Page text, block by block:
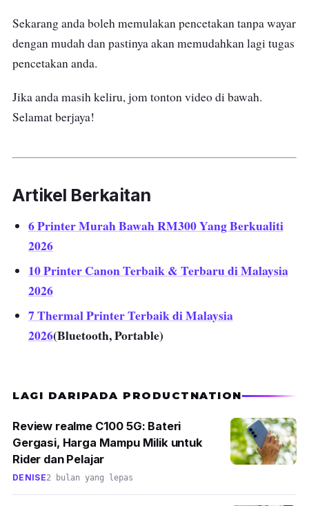
Sekarang anda boleh memulakan pencetakan tanpa wayar
dengan mudah dan pastinya akan memudahkan lagi tugas
pencetakan anda.
Jika anda masih keliru, jom tonton video di bawah.
Selamat berjaya!
Artikel Berkaitan
6 Printer Murah Bawah RM300 Yang Berkualiti
2026
10 Printer Canon Terbaik & Terbaru di Malaysia
2026
7 Thermal Printer Terbaik di Malaysia
2026(Bluetooth, Portable)
LAGI DARIPADA PRODUCTNATION
Review realme C100 5G: Bateri
Gergasi, Harga Mampu Milik untuk
Rider dan Pelajar
DENISE2 bulan yang lepas